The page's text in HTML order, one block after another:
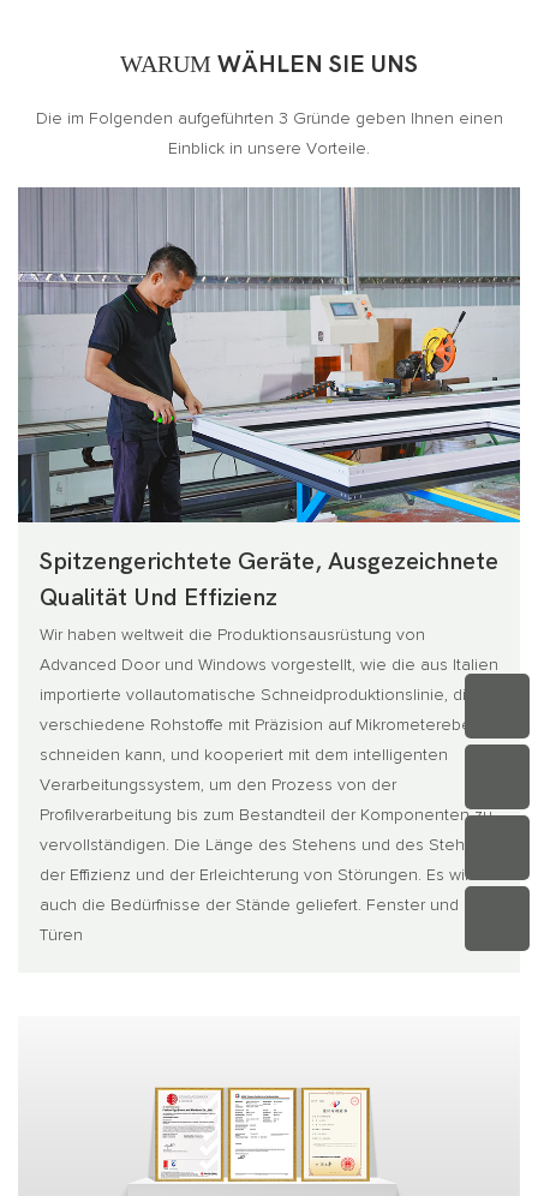
WARUM WÄHLEN SIE UNS
Die im Folgenden aufgeführten 3 Gründe geben Ihnen einen
Einblick in unsere Vorteile.
Spitzengerichtete Geräte, Ausgezeichnete
Qualität Und Effizienz
Wir haben weltweit die Produktionsausrüstung von
Advanced Door und Windows vorgestellt, wie die aus Italien
importierte vollautomatische Schneidproduktionslinie, die
verschiedene Rohstoffe mit Präzision auf Mikrometerebene
schneiden kann, und kooperiert mit dem intelligenten
Verarbeitungssystem, um den Prozess von der
Profilverarbeitung bis zum Bestandteil der Komponenten zu
vervollständigen. Die Länge des Stehens und des Stehens
der Effizienz und der Erleichterung von Störungen. Es wird
auch die Bedürfnisse der Stände geliefert. Fenster und
Türen